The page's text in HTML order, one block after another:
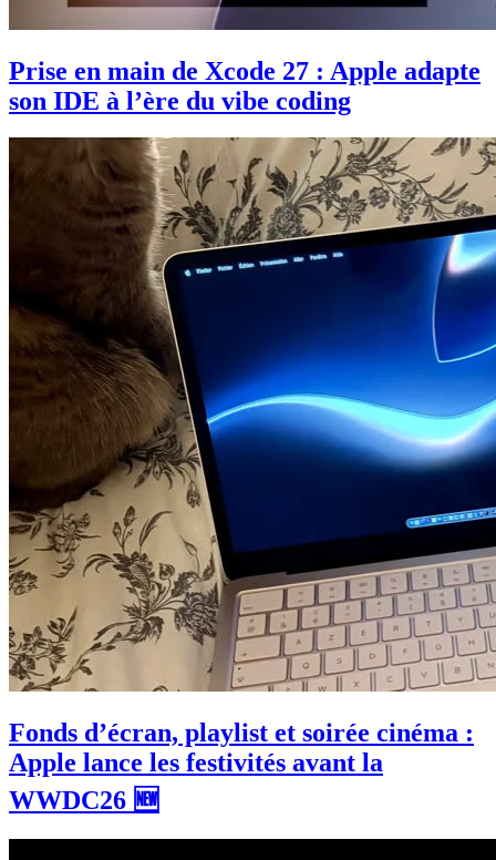
Prise en main de Xcode 27 : Apple adapte
son IDE à l’ère du vibe coding
Fonds d’écran, playlist et soirée cinéma :
Apple lance les festivités avant la
WWDC26 🆕